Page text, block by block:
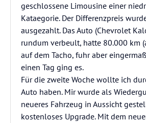
geschlossene Limousine einer
Kataegorie. Der Differenzpreis
ausgezahlt. Das Auto (Chevrolet
rundum verbeult, hatte 80.000 km
auf dem Tacho, fuhr aber
einen Tag ging es.
Für die zweite Woche wollte ich
Auto haben. Mir wurde als
neueres Fahrzeug in Aussicht
kostenloses Upgrade. Mit dem